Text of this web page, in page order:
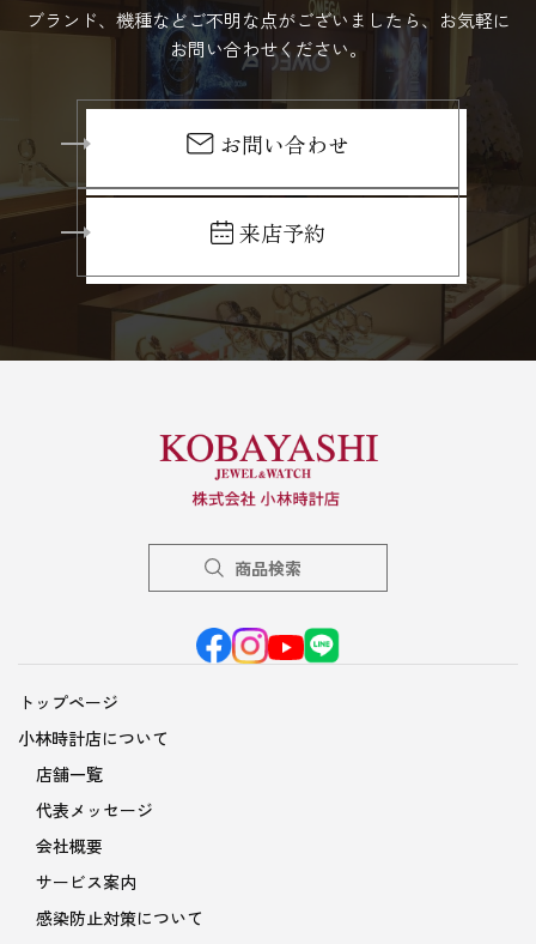
ブランド、機種などご不明な点がございましたら、お気軽に
お問い合わせください。
お問い合わせ
来店予約
商品検索
トップページ
小林時計店について
店舗一覧
代表メッセージ
会社概要
サービス案内
感染防止対策について